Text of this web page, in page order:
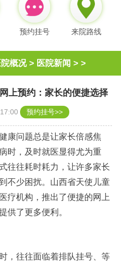
预约挂号 来院路线
院概况> 医院新闻 > >
上预约：家长的便捷选择
预约挂号>>
康问题总是让家长倍感焦
时，及时就医显得尤为重
往往耗时耗力，让许多家长
不少困扰。山西省天使儿童
疗机构，推出了便捷的网上
供了更多便利。
，往往面临着排队挂号、等